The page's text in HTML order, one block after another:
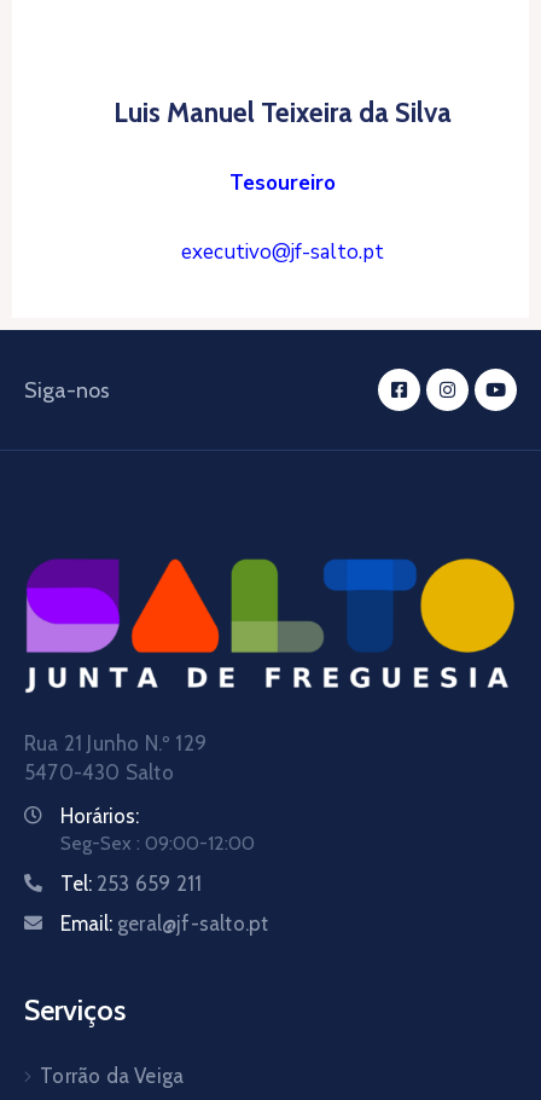
Luis Manuel Teixeira da Silva
Tesoureiro
executivo@jf-salto.pt
Siga-nos
Rua 21 Junho N.º 129
5470-430 Salto
Horários:
Seg-Sex : 09:00-12:00
Tel: 253 659 211
Email: geral@jf-salto.pt
Serviços
Torrão da Veiga